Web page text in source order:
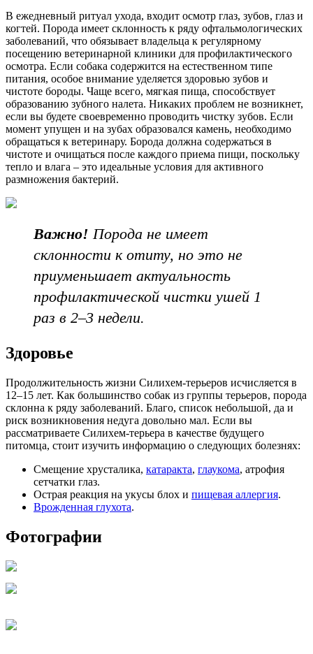
В ежедневный ритуал ухода, входит осмотр глаз, зубов, глаз и
когтей. Порода имеет склонность к ряду офтальмологических
заболеваний, что обязывает владельца к регулярному
посещению ветеринарной клиники для профилактического
осмотра. Если собака содержится на естественном типе
питания, особое внимание уделяется здоровью зубов и
чистоте бороды. Чаще всего, мягкая пища, способствует
образованию зубного налета. Никаких проблем не возникнет,
если вы будете своевременно проводить чистку зубов. Если
момент упущен и на зубах образовался камень, необходимо
обращаться к ветеринару. Борода должна содержаться в
чистоте и очищаться после каждого приема пищи, поскольку
тепло и влага – это идеальные условия для активного
размножения бактерий.
Важно! Порода не имеет
склонности к отиту, но это не
приуменьшает актуальность
профилактической чистки ушей 1
раз в 2–3 недели.
Здоровье
Продолжительность жизни Силихем-терьеров исчисляется в
12–15 лет. Как большинство собак из группы терьеров, порода
склонна к ряду заболеваний. Благо, список небольшой, да и
риск возникновения недуга довольно мал. Если вы
рассматриваете Силихем-терьера в качестве будущего
питомца, стоит изучить информацию о следующих болезнях:
Смещение хрусталика, катаракта, глаукома, атрофия
сетчатки глаз.
Острая реакция на укусы блох и пищевая аллергия.
Врожденная глухота.
Фотографии